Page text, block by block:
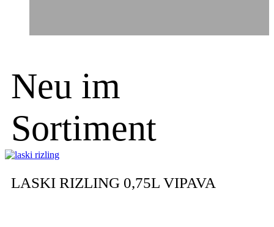
Neu im
Sortiment
LASKI RIZLING 0,75L VIPAVA